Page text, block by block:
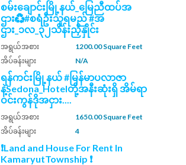
စမ်းချောင်းမြို့နယ်_မြေညီထပ်အ
ဌား♻️#စရံဦးသူရမည် #အ
ဌား_၁လ_၃၂သိန်းညှိနှိုင်း
အရွယ်အစား
1200.00 Square Feet
အိပ်ခန်းများ
N/A
ရန်ကင်းမြို့နယ် #မြန်မာပလာဇာ
နဲ့Sedona_Hotelတို့အနီးဆုံးရှိ အိမ်ရာ
ဝင်းကွန်ဒိုအငှား....
အရွယ်အစား
1650.00 Square Feet
အိပ်ခန်းများ
4
❗Land and House For Rent In
KamaryutTownship ❗